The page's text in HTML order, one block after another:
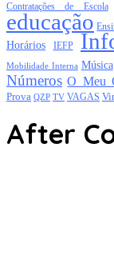
Contratações de Escola
educação
Horários IEFP
Mobilidade Interna Música
Números O Meu
Prova QZP TV VAGAS
After